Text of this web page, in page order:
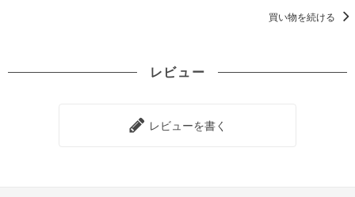
買い物を続ける
レビュー
レビューを書く